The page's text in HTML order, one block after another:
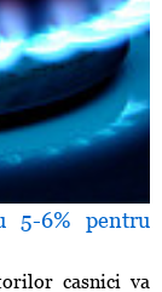
5-6% pentru
casnici va